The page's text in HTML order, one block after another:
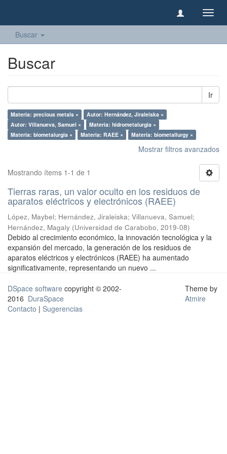
Buscar
Buscar
Ir
Materia: precious metals ×
Autor: Hernández, Jiraleiska ×
Autor: Villanueva, Samuel ×
Materia: hidrometalurgia ×
Materia: biometalurgia ×
Materia: RAEE × Materia: biometallurgy ×
Mostrar filtros avanzados
Mostrando ítems 1-1 de 1
Tierras raras, un valor oculto en los residuos de
aparatos eléctricos y electrónicos (RAEE)
López, Maybel; Hernández, Jiraleiska; Villanueva, Samuel;
Hernández, Magaly (Universidad de Carabobo, 2019-08)
Debido al crecimiento económico, la innovación tecnológica y la
expansión del mercado, la generación de los residuos de
aparatos eléctricos y electrónicos (RAEE) ha aumentado
significativamente, representando un nuevo ...
DSpace software copyright © 2002-
2016 DuraSpace
Contacto | Sugerencias
Theme by
Atmire